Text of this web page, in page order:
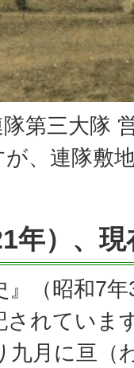
隊第三大隊
、連隊敷
年）、
』（昭和7
されていま
九月に亘（